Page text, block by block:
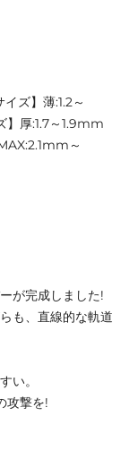
ズ】薄:1.2～
】厚:1.7～1.9mm
～
が完成しました!
も、直線的な軌道
い。
攻撃を!